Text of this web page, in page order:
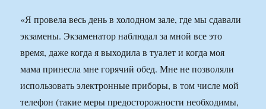
«Я провела весь день в холодном зале, где мы сдавали
экзамены. Экзаменатор наблюдал за мной все это
время, даже когда я выходила в туалет и когда моя
мама принесла мне горячий обед. Мне не позволяли
использовать электронные приборы, в том числе мой
телефон (такие меры предосторожности необходимы,